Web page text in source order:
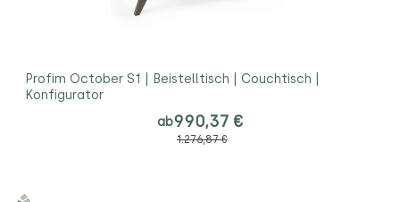
Profim October S1 | Beistelltisch | Couchtisch |
Konfigurator
ab990,37 €
1.276,87 €